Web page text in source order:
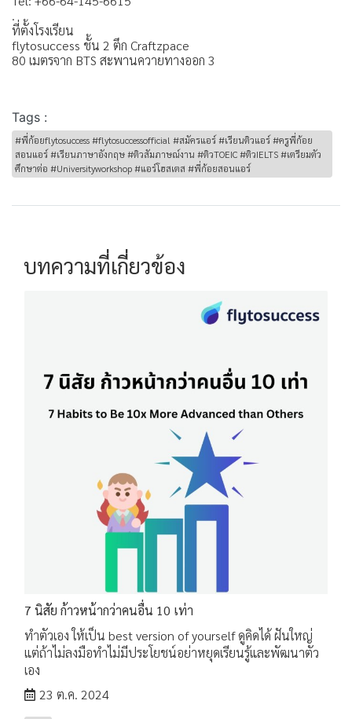
.
ที่ตั้งโรงเรียน
flytosuccess ชั้น 2 ตึก Craftzpace
80 เมตรจาก BTS สะพานควายทางออก 3
Tags :
#พี่ก้อยflytosuccess #flytosuccessofficial #สมัครแอร์ #เรียนติวแอร์ #ครูพี่ก้อย
สอนแอร์ #เรียนภาษาอังกฤษ #ติวสัมภาษณ์งาน #ติวTOEIC #ติวIELTS #เตรียมตัว
ศึกษาต่อ #Universityworkshop #แอร์โฮสเตส #พี่ก้อยสอนแอร์
บทความที่เกี่ยวข้อง
7 นิสัย ก้าวหน้ากว่าคนอื่น 10 เท่า
ทำตัวเอง ให้เป็น best version of yourself ดูคิดได้ ฝันใหญ่
แต่ถ้าไม่ลงมือทำไม่มีประโยชน์อย่าหยุดเรียนรู้และพัฒนาตัว
เอง
23 ต.ค. 2024